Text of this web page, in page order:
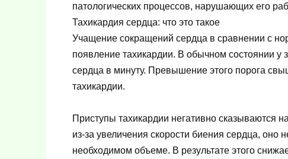
патологических процессов, нарушающих его
Тахикардия сердца: что это такое
Учащение сокращений сердца в сравнении с
появление тахикардии. В обычном состоянии у
сердца в минуту. Превышение этого порога
тахикардии.
Приступы тахикардии негативно сказываются
из-за увеличения скорости биения сердца, оно
необходимом объеме. В результате этого